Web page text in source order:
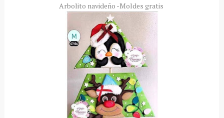
Arbolito navideño -Moldes gratis